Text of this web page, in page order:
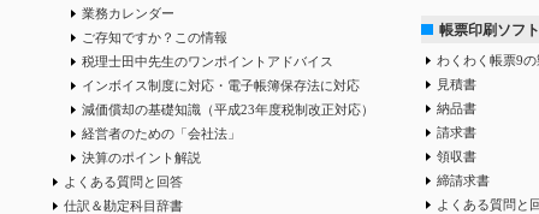
業務カレンダー
ご存知ですか？この情報
税理士田中先生のワンポイントアドバイス
インボイス制度に対応・電子帳簿保存法に対応
減価償却の基礎知識（平成23年度税制改正対応）
経営者のための「会社法」
決算のポイント解説
よくある質問と回答
仕訳＆勘定科目辞書
帳票印刷ソフト
わくわく帳票9
見積書
納品書
請求書
領収書
締請求書
よくある質問と